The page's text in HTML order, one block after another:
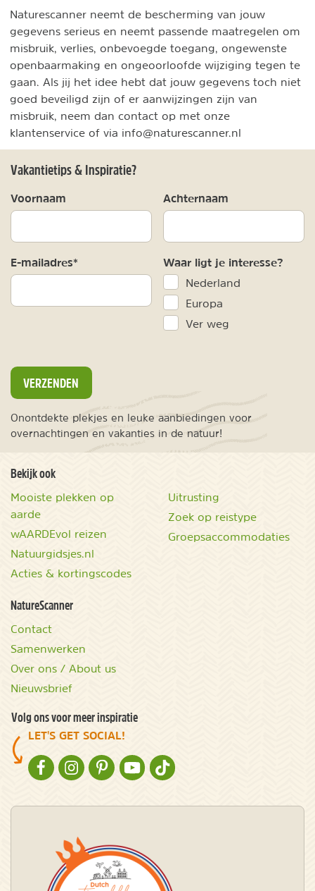
Naturescanner neemt de bescherming van jouw
gegevens serieus en neemt passende maatregelen om
misbruik, verlies, onbevoegde toegang, ongewenste
openbaarmaking en ongeoorloofde wijziging tegen te
gaan. Als jij het idee hebt dat jouw gegevens toch niet
goed beveiligd zijn of er aanwijzingen zijn van
misbruik, neem dan contact op met onze
klantenservice of via info@naturescanner.nl
Vakantietips & Inspiratie?
Voornaam Achternaam
E-mailadres* Waar ligt je interesse?
Nederland
Europa
Ver weg
VERZENDEN
Onontdekte plekjes en leuke aanbiedingen voor
overnachtingen en vakanties in de natuur!
Bekijk ook
Mooiste plekken op
aarde
wAARDEvol reizen
Natuurgidsjes.nl
Acties & kortingscodes
Uitrusting
Zoek op reistype
Groepsaccommodaties
NatureScanner
Contact
Samenwerken
Over ons / About us
Nieuwsbrief
Volg ons voor meer inspiratie
LET'S GET SOCIAL!
NATURESCANNER OP FACEBOOK
NATURESCANNER OP INSTAGRAM
NATURESCANNER OP PINTEREST
NATURESCANNER OP YOUTUBE
NATURESCANNER OP TIKTOK